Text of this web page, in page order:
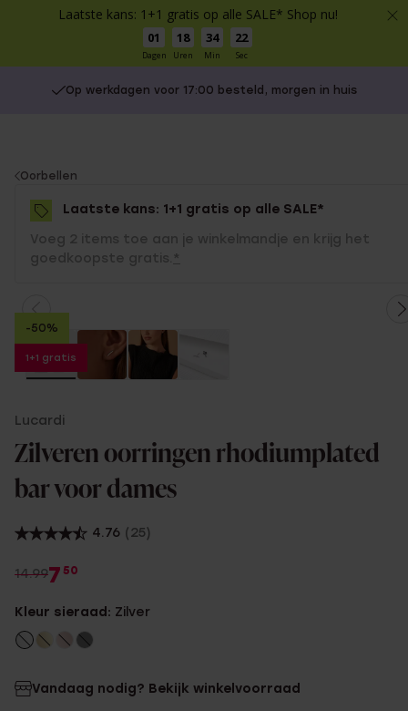
Laatste kans: 1+1 gratis op alle SALE* Shop nu!
01
Dagen
18
Uren
34
Min
22
Sec
Op werkdagen voor 17:00 besteld, morgen in huis
You
are
here:
Oorbellen
Laatste kans: 1+1 gratis op alle SALE*
Voeg 2 items toe aan je winkelmandje en krijg het
goedkoopste gratis. *
-50%
1+1 gratis
Lucardi
Zilveren oorringen rhodiumplated
bar voor dames
4.76 (25)
14.997 50
Kleur sieraad: Zilver
Vandaag nodig? Bekijk winkelvoorraad